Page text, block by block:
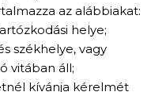
az alábbiakat:
helye;
székhelye, vagy
vitában áll;
kívánja kérelmét